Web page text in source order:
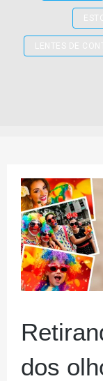
LENTES DE
dos